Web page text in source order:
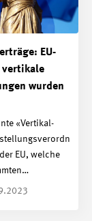
EU-
vertikale
wurden
«Vertikal-
EU, welche